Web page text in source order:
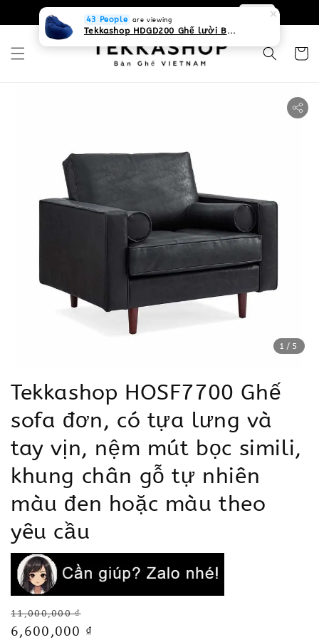
0931268840 Liên hệ với chúng tôi
1 /5
Tekkashop HOSF7700 Ghế
sofa đơn, có tựa lưng và
tay vịn, nệm mút bọc simili,
khung chân gỗ tự nhiên
màu đen hoặc màu theo
yêu cầu
Regular
price
11,000,000 ₫
Sale
6,600,000 ₫
43 People are viewing
Tekkashop HDGD200 Ghế lười Beanbag form truyền thống, chất liệu Olefin canvas kháng nước, màu xanh biển, có thể sử dụng trong nhà và cả ngoài trời, có quai xách